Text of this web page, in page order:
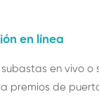
en línea
en vivo
premios de